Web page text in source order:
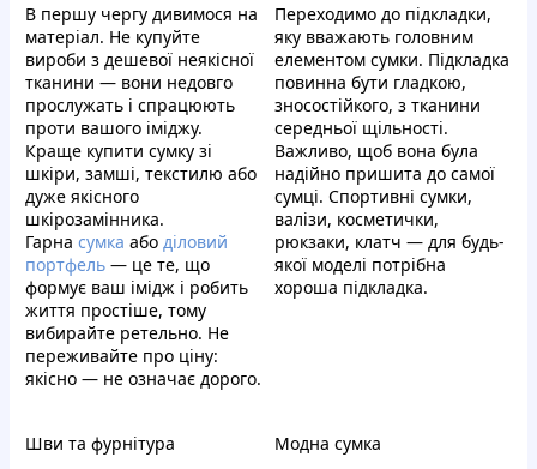
В першу чергу дивимося на
матеріал. Не купуйте
вироби з дешевої неякісної
тканини — вони недовго
прослужать і спрацюють
проти вашого іміджу.
Краще купити сумку зі
шкіри, замші, текстилю або
дуже якісного
шкірозамінника.
Гарна сумка або діловий
портфель — це те, що
формує ваш імідж і робить
життя простіше, тому
вибирайте ретельно. Не
переживайте про ціну:
якісно — не означає дорого.
Переходимо до підкладки,
яку вважають головним
елементом сумки. Підкладка
повинна бути гладкою,
зносостійкого, з тканини
середньої щільності.
Важливо, щоб вона була
надійно пришита до самої
сумці. Спортивні сумки,
валізи, косметички,
рюкзаки, клатч — для будь-
якої моделі потрібна
хороша підкладка.
Шви та фурнітура
Модна сумка